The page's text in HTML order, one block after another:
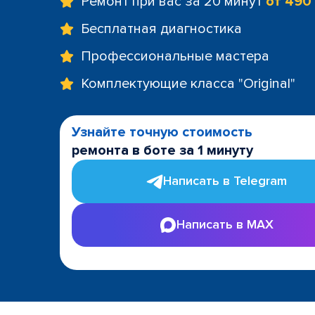
Бесплатная диагностика
Профессиональные мастера
Комплектующие класса "Original"
Узнайте точную стоимость
ремонта в боте за 1 минуту
Написать в Telegram
Написать в MAX